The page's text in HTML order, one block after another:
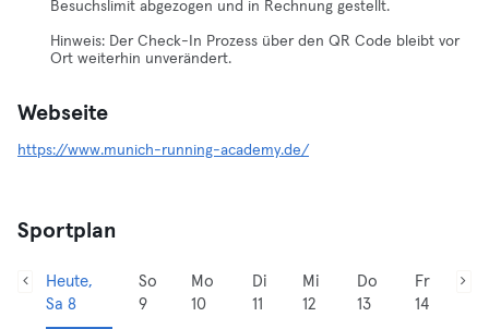
Besuchslimit abgezogen und in Rechnung gestellt.
Hinweis: Der Check-In Prozess über den QR Code bleibt vor
Ort weiterhin unverändert.
Webseite
https://www.munich-running-academy.de/
Sportplan
Heute,
Sa 8
So
9
Mo
10
Di
11
Mi
12
Do
13
Fr
14